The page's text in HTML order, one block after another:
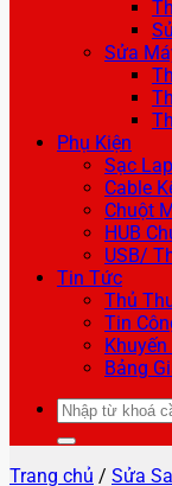
Sửa
Phụ Kiện
Sạc
Cable
Chuột
HUB
USB/
Tin Tức
Thủ
Tin
Bảng
Tìm
kiếm:
Trang chủ / Sửa